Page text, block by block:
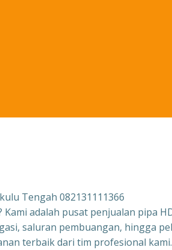
Tengah 082131111366
adalah pusat penjualan pipa
saluran pembuangan, hingga
terbaik dari tim profesional kami.